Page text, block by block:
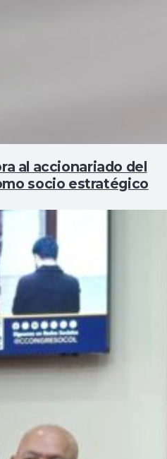
al accionariado del
socio estratégico